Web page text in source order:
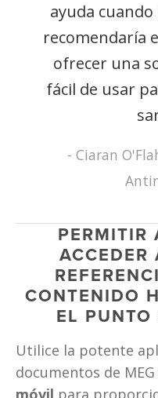
ayuda
recomendaría
ofrecer una
fácil de usar
- Ciaran
PERMITIR
ACCEDER
CONTENIDO
EL
Utilice la potente
documentos de MEG
móvil para